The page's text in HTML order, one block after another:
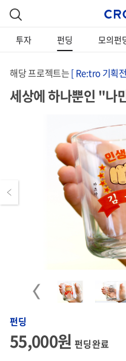
투자 펀딩 모의펀
해당 프로젝트는[ Re:tro 기획
세상에 하나뿐인 "나
Previous
Previous
펀딩
55,000원펀딩 완료